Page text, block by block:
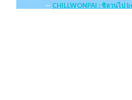
CHILLWONPAI : ชิลวนไป